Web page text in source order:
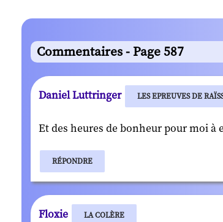
Commentaires - Page 587
Daniel Luttringer LES EPREUVES DE
Et des heures de bonheur pour moi à
RÉPONDRE
Floxie LA COLÈRE